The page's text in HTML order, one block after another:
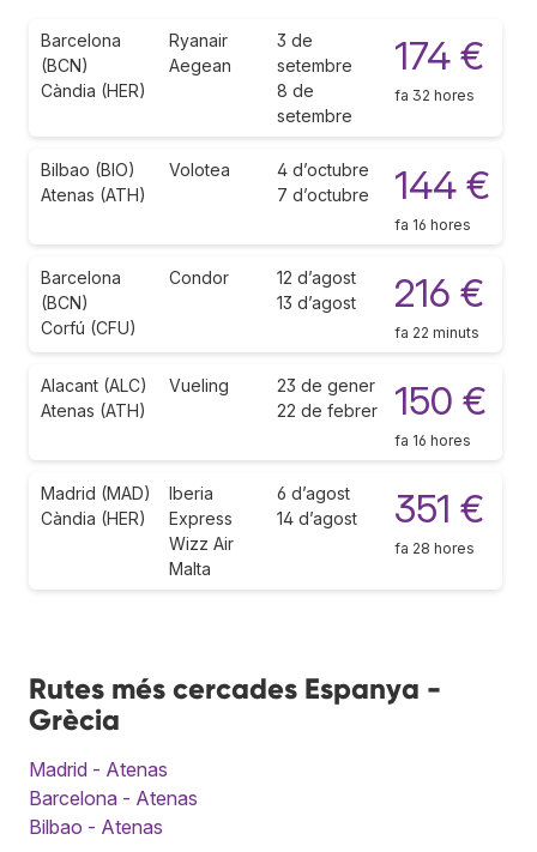
Barcelona
(BCN)
Càndia (HER)
Ryanair
Aegean
3 de
setembre
8 de
setembre
174 €
fa 32 hores
Bilbao (BIO)
Atenas (ATH)
Volotea
4 d’octubre
7 d’octubre
144 €
fa 16 hores
Barcelona
(BCN)
Corfú (CFU)
Condor
12 d’agost
13 d’agost
216 €
fa 22 minuts
Alacant (ALC)
Atenas (ATH)
Vueling
23 de gener
22 de febrer
150 €
fa 16 hores
Madrid (MAD)
Càndia (HER)
Iberia
Express
Wizz Air
Malta
6 d’agost
14 d’agost
351 €
fa 28 hores
Rutes més cercades Espanya -
Grècia
Madrid - Atenas
Barcelona - Atenas
Bilbao - Atenas